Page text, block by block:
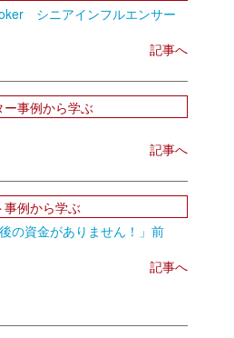
シニアインフルエンサー
記事へ
ー事例から学ぶ
記事へ
事例から学ぶ
資金がありません！」前
記事へ